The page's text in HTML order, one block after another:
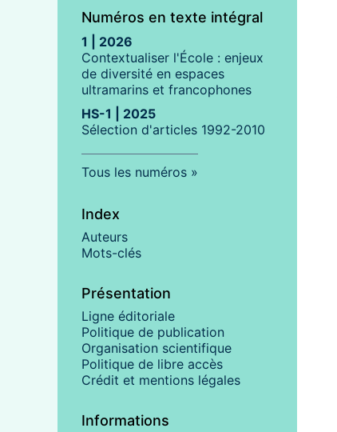
Numéros en texte intégral
1 | 2026
Contextualiser l'École : enjeux
de diversité en espaces
ultramarins et francophones
HS-1 | 2025
Sélection d'articles 1992-2010
Tous les numéros
Index
Auteurs
Mots-clés
Présentation
Ligne éditoriale
Politique de publication
Organisation scientifique
Politique de libre accès
Crédit et mentions légales
Informations